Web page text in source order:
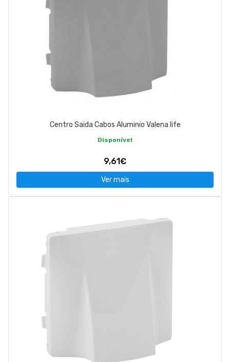
Centro Saida Cabos Aluminio Valena life
Disponível
9,61€
Ver mais